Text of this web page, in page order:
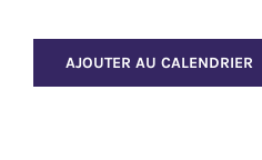
AJOUTER AU CALENDRIER